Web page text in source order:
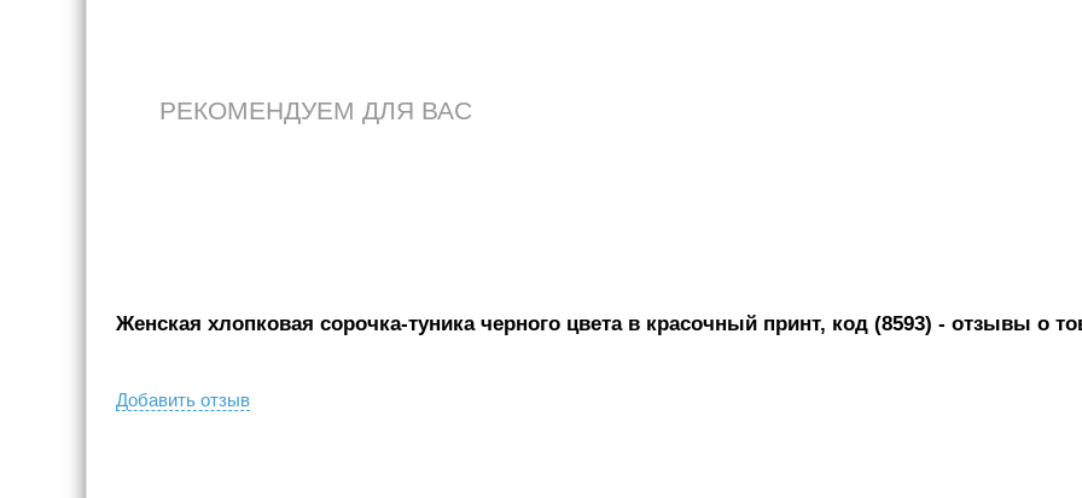
РЕКОМЕНДУЕМ ДЛЯ ВАС
Женская хлопковая сорочка-туника черного цвета в красочный принт, код (8593) - отзывы о
Добавить отзыв